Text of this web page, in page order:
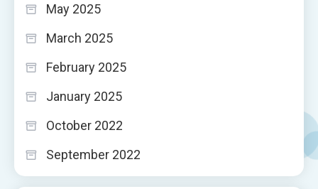
May 2025
March 2025
February 2025
January 2025
October 2022
September 2022